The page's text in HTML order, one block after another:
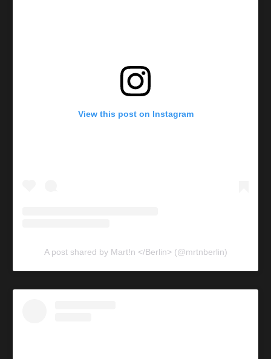
View this post on Instagram
A post shared by Mart!n </Berlin> (@mrtnberlin)